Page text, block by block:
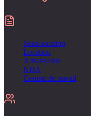
Sous-location
Location
Achat-vente
NDA
Contrat de travail